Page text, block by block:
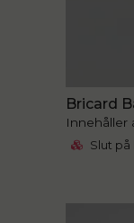
Bricard
Innehåller
Slut på